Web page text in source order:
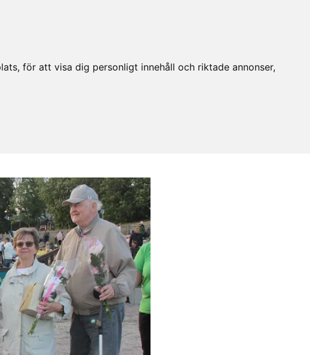
för att visa dig personligt innehåll och riktade annonser,